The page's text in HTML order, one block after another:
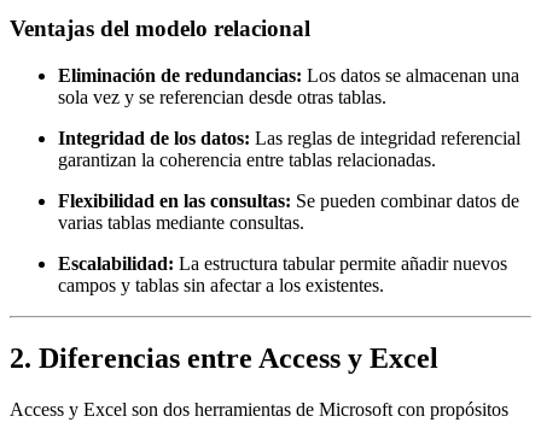
Ventajas del modelo relacional
Eliminación de redundancias: Los datos se almacenan una
sola vez y se referencian desde otras tablas.
Integridad de los datos: Las reglas de integridad referencial
garantizan la coherencia entre tablas relacionadas.
Flexibilidad en las consultas: Se pueden combinar datos de
varias tablas mediante consultas.
Escalabilidad: La estructura tabular permite añadir nuevos
campos y tablas sin afectar a los existentes.
2. Diferencias entre Access y Excel
Access y Excel son dos herramientas de Microsoft con propósitos